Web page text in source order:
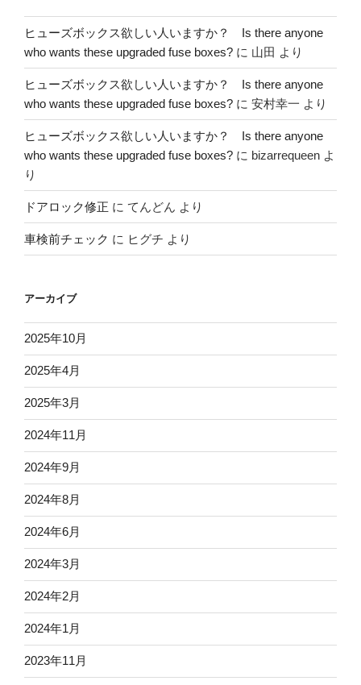
ヒューズボックス欲しい人いますか？ Is there anyone
who wants these upgraded fuse boxes? に 山田 より
ヒューズボックス欲しい人いますか？ Is there anyone
who wants these upgraded fuse boxes? に 安村幸一 より
ヒューズボックス欲しい人いますか？ Is there anyone
who wants these upgraded fuse boxes? に bizarrequeen よ
り
ドアロック修正 に てんどん より
車検前チェック に ヒグチ より
アーカイブ
2025年10月
2025年4月
2025年3月
2024年11月
2024年9月
2024年8月
2024年6月
2024年3月
2024年2月
2024年1月
2023年11月